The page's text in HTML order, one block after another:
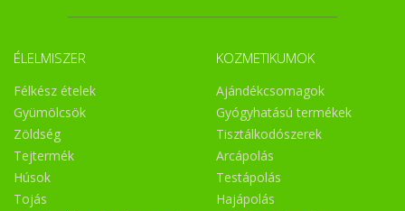
ÉLELMISZER
Félkész ételek
Gyümölcsök
Zöldség
Tejtermék
Húsok
Tojás
KOZMETIKUMOK
Ajándékcsomagok
Gyógyhatású termékek
Tisztálkodószerek
Arcápolás
Testápolás
Hajápolás